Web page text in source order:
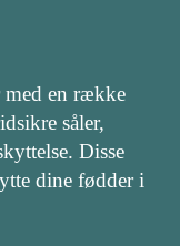
med en række
såler,
Disse
dine fødder i